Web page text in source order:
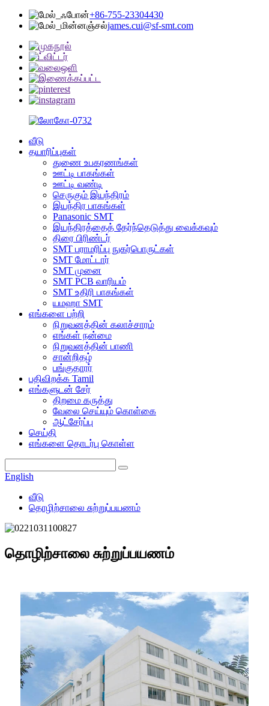
+86-755-23304430
james.cui@sf-smt.com
வீடு
தயாரிப்புகள்
துணை உபகரணங்கள்
ஊட்டி பாகங்கள்
ஊட்டி வண்டி
செருகும் இயந்திரம்
இயந்திர பாகங்கள்
Panasonic SMT
இயந்திரத்தைத் தேர்ந்தெடுத்து வைக்கவும்
திரை பிரிண்டர்
SMT பராமரிப்பு நுகர்பொருட்கள்
SMT மோட்டார்
SMT முனை
SMT PCB வாரியம்
SMT உதிரி பாகங்கள்
யமஹா SMT
எங்களை பற்றி
நிறுவனத்தின் கலாச்சாரம்
எங்கள் நன்மை
நிறுவனத்தின் பாணி
சான்றிதழ்
பங்குதாரர்
பதிவிறக்க Tamil
எங்களுடன் சேர்
திறமை கருத்து
வேலை செய்யும் கொள்கை
ஆட்சேர்ப்பு
செய்தி
எங்களை தொடர்பு கொள்ள
English
வீடு
தொழிற்சாலை சுற்றுப்பயணம்
தொழிற்சாலை சுற்றுப்பயணம்